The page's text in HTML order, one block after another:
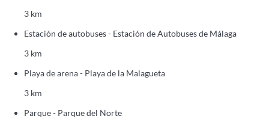
3 km
Estación de autobuses - Estación de Autobuses de Málaga
3 km
Playa de arena - Playa de la Malagueta
3 km
Parque - Parque del Norte